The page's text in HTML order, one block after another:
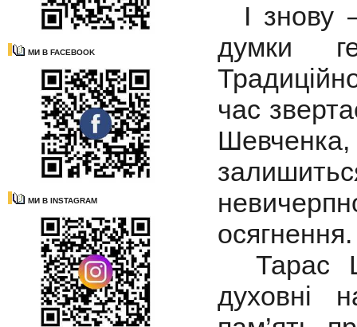
МИ В FACEBOOK
МИ В INSTAGRAM
І знову
думки
час
осягнення.
Тарас
духовні